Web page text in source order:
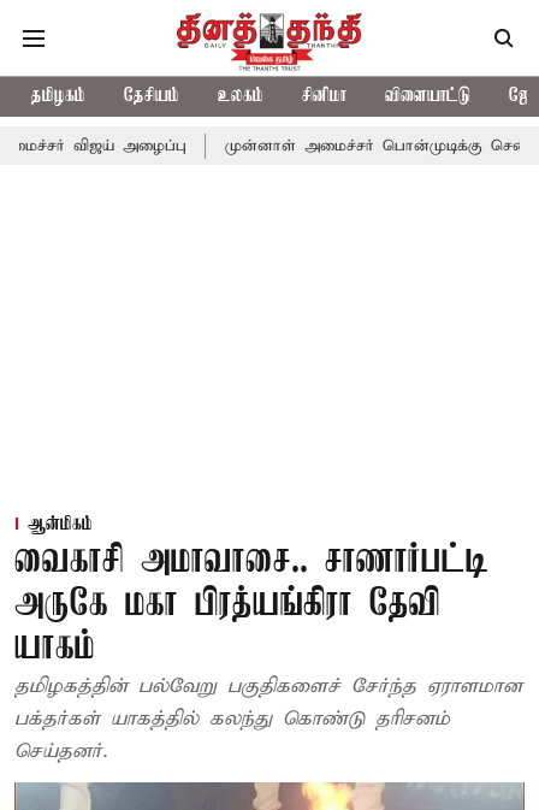
தமிழகம் தேசியம் உலகம் சினிமா விளையாட்டு
விஜய் அழைப்பு முன்னாள் அமைச்சர் பொன்முடிக்கு சென்னை
ஆன்மிகம்
வைகாசி அமாவாசை.. சாணார்பட்டி
அருகே மகா பிரத்யங்கிரா தேவி
யாகம்
தமிழகத்தின் பல்வேறு பகுதிகளைச் சேர்ந்த ஏராளமான
பக்தர்கள் யாகத்தில் கலந்து கொண்டு தரிசனம்
செய்தனர்.